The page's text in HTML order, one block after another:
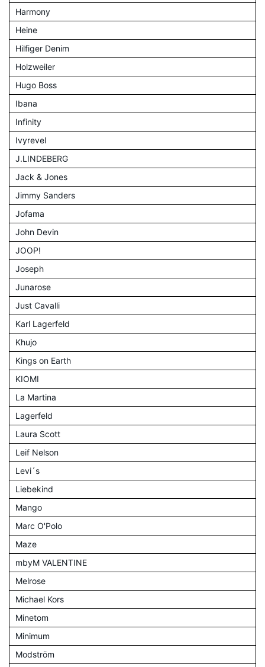
Harmony
Heine
Hilfiger Denim
Holzweiler
Hugo Boss
Ibana
Infinity
Ivyrevel
J.LINDEBERG
Jack & Jones
Jimmy Sanders
Jofama
John Devin
JOOP!
Joseph
Junarose
Just Cavalli
Karl Lagerfeld
Khujo
Kings on Earth
KIOMI
La Martina
Lagerfeld
Laura Scott
Leif Nelson
Levi´s
Liebekind
Mango
Marc O'Polo
Maze
mbyM VALENTINE
Melrose
Michael Kors
Minetom
Minimum
Modström